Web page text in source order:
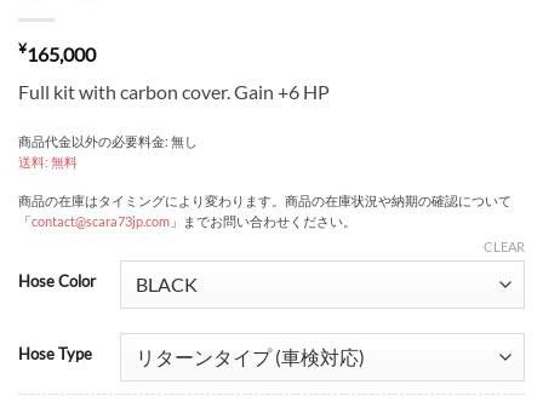
¥165,000
Full kit with carbon cover. Gain +6 HP
商品代金以外の必要料金: 無し
送料: 無料
商品の在庫はタイミングにより変わります。商品の在庫状況や納期の確認について
「contact@scara73jp.com 」までお問い合わせください。
Hose Color
Hose Type
CLEAR